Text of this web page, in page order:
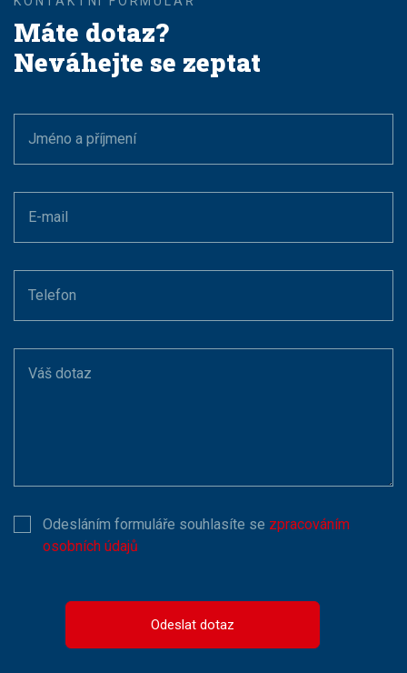
Máte dotaz?
Neváhejte se zeptat
Jméno a příjmení
E-mail
Telefon
Váš dotaz
Odesláním formuláře souhlasíte se zpracováním
osobních údajů
Odeslat dotaz